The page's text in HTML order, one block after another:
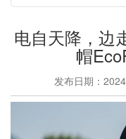
电自天降，边
帽
发布日期：